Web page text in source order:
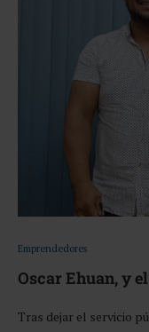
Emprendedores
Oscar Ehuan, y
Tras dejar el servicio